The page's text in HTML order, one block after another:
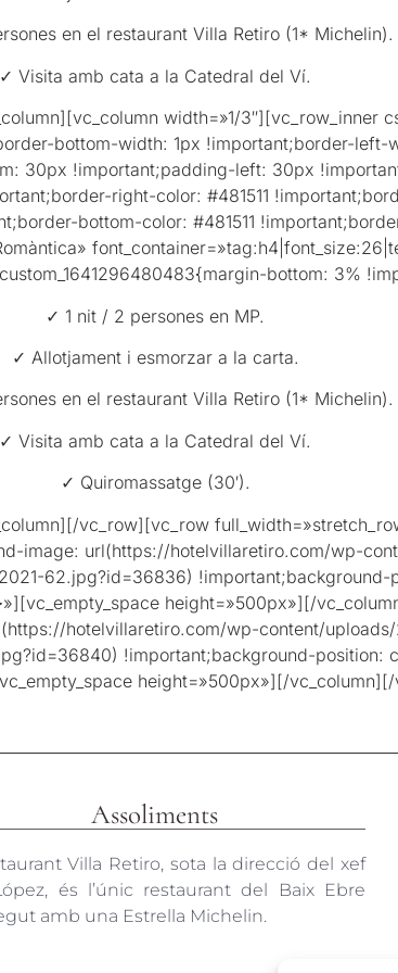
en el restaurant Villa Retiro (1*
✓ Visita amb cata a la Catedral del Ví.
width=»1/3″][vc_row_inner
bottom-width: 1px !important;border-
30px !important;padding-left: 30px
right-color: #481511
bottom-color: #481511
bottom: 3%
✓ 1 nit / 2 persones en MP.
✓ Allotjament i esmorzar a la carta.
en el restaurant Villa Retiro (1*
✓ Visita amb cata a la Catedral del Ví.
✓ Quiromassatge (30′).
vc_row][vc_row
image: url(https://hotelvillaretiro.com/wp-
62.jpg?id=36836)
height=»500px»][/
hotelvillaretiro.com/wp-content/
!important;background-position:
height=»500px»][/
Assoliments
Villa Retiro, sota la direcció del xef
és l’únic restaurant del Baix Ebre
amb una Estrella Michelin.